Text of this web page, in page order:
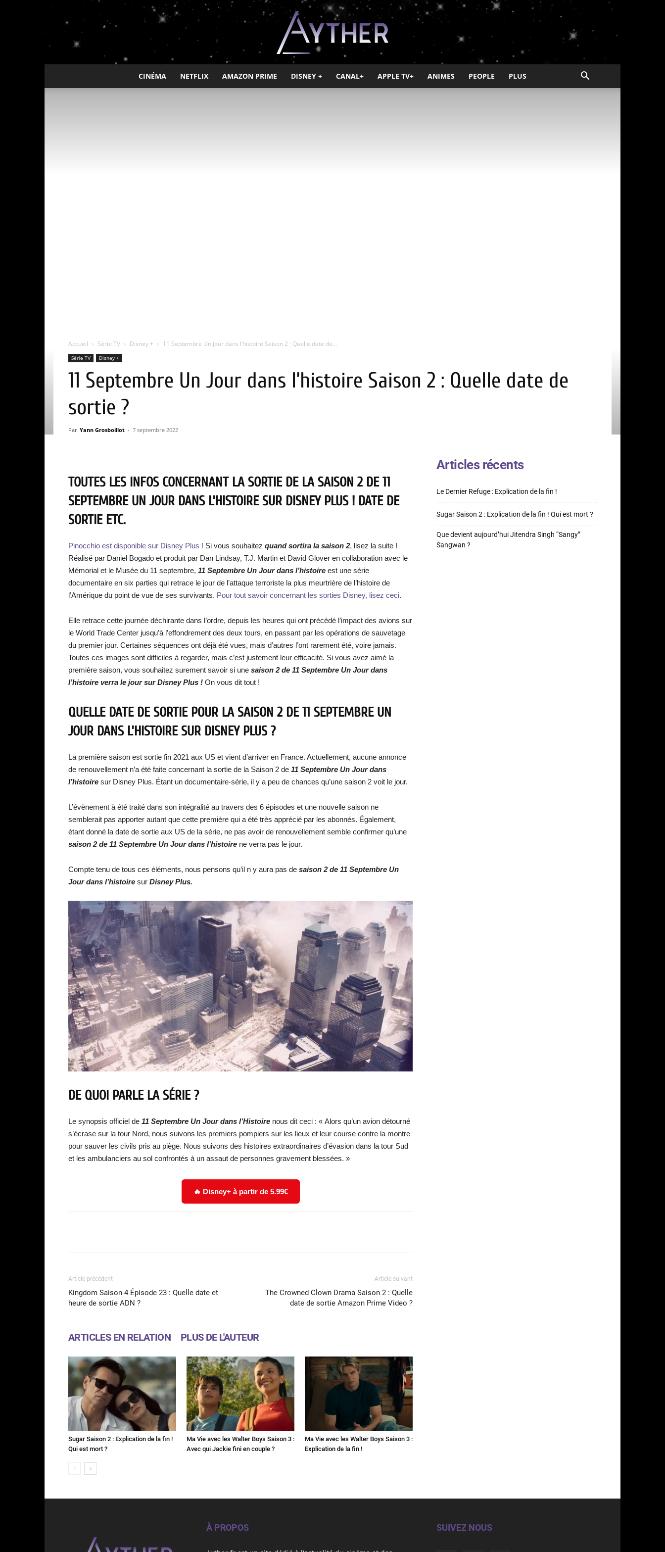
Ayther
CINÉMA NETFLIX AMAZON PRIME DISNEY + CANAL+ APPLE TV+ ANIMES PEOPLE PLUS
Accueil Série TV Disney + 11 Septembre Un Jour dans l’histoire Saison 2 : Quelle date de...
Série TV Disney +
11 Septembre Un Jour dans l’histoire Saison 2 : Quelle date de
sortie ?
Par Yann Grosboillot - 7 septembre 2022
TOUTES LES INFOS CONCERNANT LA SORTIE DE LA SAISON 2 DE 11
SEPTEMBRE UN JOUR DANS L’HISTOIRE SUR DISNEY PLUS ! DATE DE
SORTIE ETC.
Pinocchio est disponible sur Disney Plus ! Si vous souhaitez quand sortira la saison 2, lisez la suite !
Réalisé par Daniel Bogado et produit par Dan Lindsay, T.J. Martin et David Glover en collaboration avec le
Mémorial et le Musée du 11 septembre, 11 Septembre Un Jour dans l’histoire est une série
documentaire en six parties qui retrace le jour de l’attaque terroriste la plus meurtrière de l’histoire de
l’Amérique du point de vue de ses survivants. Pour tout savoir concernant les sorties Disney, lisez ceci.
Elle retrace cette journée déchirante dans l’ordre, depuis les heures qui ont précédé l’impact des avions sur
le World Trade Center jusqu’à l’effondrement des deux tours, en passant par les opérations de sauvetage
du premier jour. Certaines séquences ont déjà été vues, mais d’autres l’ont rarement été, voire jamais.
Toutes ces images sont difficiles à regarder, mais c’est justement leur efficacité. Si vous avez aimé la
première saison, vous souhaitez surement savoir si une saison 2 de 11 Septembre Un Jour dans
l’histoire verra le jour sur Disney Plus ! On vous dit tout !
QUELLE DATE DE SORTIE POUR LA SAISON 2 DE 11 SEPTEMBRE UN
JOUR DANS L’HISTOIRE SUR DISNEY PLUS ?
La première saison est sortie fin 2021 aux US et vient d’arriver en France. Actuellement, aucune annonce
de renouvellement n’a été faite concernant la sortie de la Saison 2 de 11 Septembre Un Jour dans
l’histoire sur Disney Plus. Étant un documentaire-série, il y a peu de chances qu’une saison 2 voit le jour.
L’évènement à été traité dans son intégralité au travers des 6 épisodes et une nouvelle saison ne
semblerait pas apporter autant que cette première qui a été très apprécié par les abonnés. Également,
étant donné la date de sortie aux US de la série, ne pas avoir de renouvellement semble confirmer qu’une
saison 2 de 11 Septembre Un Jour dans l’histoire ne verra pas le jour.
Compte tenu de tous ces éléments, nous pensons qu’il n y aura pas de saison 2 de 11 Septembre Un
Jour dans l’histoire sur Disney Plus.
DE QUOI PARLE LA SÉRIE ?
Le synopsis officiel de 11 Septembre Un Jour dans l’Histoire nous dit ceci : « Alors qu’un avion détourné
s’écrase sur la tour Nord, nous suivons les premiers pompiers sur les lieux et leur course contre la montre
pour sauver les civils pris au piège. Nous suivons des histoires extraordinaires d’évasion dans la tour Sud
et les ambulanciers au sol confrontés à un assaut de personnes gravement blessées. »
🔥 Disney+ à partir de 5.99€
Article précédent
Kingdom Saison 4 Épisode 23 : Quelle date et
heure de sortie ADN ?
Article suivant
The Crowned Clown Drama Saison 2 : Quelle
date de sortie Amazon Prime Video ?
ARTICLES EN RELATION PLUS DE L'AUTEUR
Sugar Saison 2 : Explication de la fin !
Qui est mort ?
Ma Vie avec les Walter Boys Saison 3 :
Avec qui Jackie fini en couple ?
Ma Vie avec les Walter Boys Saison 3 :
Explication de la fin !
Articles récents
Le Dernier Refuge : Explication de la fin !
Sugar Saison 2 : Explication de la fin ! Qui est mort ?
Que devient aujourd’hui Jitendra Singh “Sangy”
Sangwan ?
À PROPOS SUIVEZ NOUS